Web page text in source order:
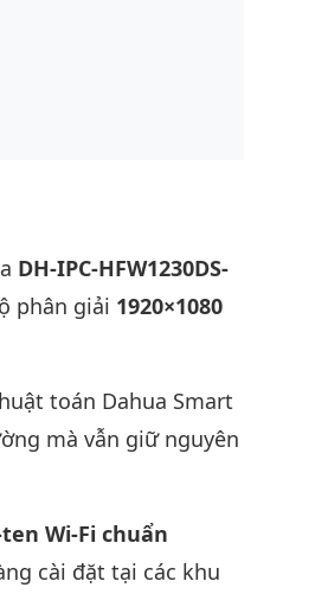
DH-IPC-HFW1230DS-
phân giải 1920×1080
toán Dahua Smart
mà vẫn giữ nguyên
Wi-Fi chuẩn
cài đặt tại các khu